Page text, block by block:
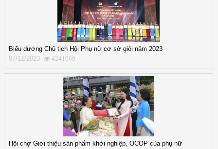
Biểu dương Chủ tịch Hội Phụ nữ cơ sở giỏi năm 2023
07/11/2023
4241669
Hội chợ Giới thiệu sản phẩm khởi nghiệp, OCOP của phụ nữ